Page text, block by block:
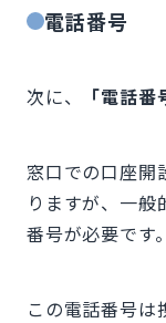
電話番号
次に、 「電話番
窓口での口座開
りますが、一
番号が必要です。
この電話番号は